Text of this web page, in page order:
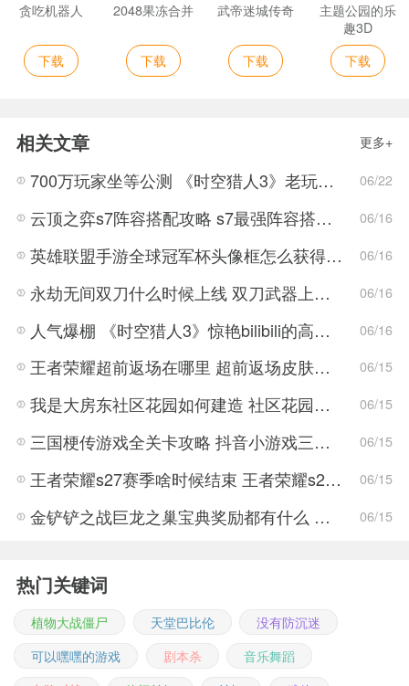
贪吃机器人
下载
2048果冻合并
下载
武帝迷城传奇
下载
主题公园的乐
趣3D
下载
相关文章 更多+
700万玩家坐等公测 《时空猎人3》老玩家加速回归! 06/22
云顶之弈s7阵容搭配攻略 s7最强阵容搭配组成大全最新 06/16
英雄联盟手游全球冠军杯头像框怎么获得 LOL手游2022全球冠军杯头像框领取活动 06/16
永劫无间双刀什么时候上线 双刀武器上线时间说明与分享 06/16
人气爆棚 《时空猎人3》惊艳bilibili的高能游戏展发布会 06/16
王者荣耀超前返场在哪里 超前返场皮肤介绍与活动一览 06/15
我是大房东社区花园如何建造 社区花园建造有什么条件 06/15
三国梗传游戏全关卡攻略 抖音小游戏三国梗传全结局一览 06/15
王者荣耀s27赛季啥时候结束 王者荣耀s27结束时间 06/15
金铲铲之战巨龙之巢宝典奖励都有什么 金铲铲之战巨龙之巢宝典奖励抢先看 06/15
热门关键词
植物大战僵尸 天堂巴比伦
没有防沉迷
可以嘿嘿的游戏
剧本杀
音乐舞蹈